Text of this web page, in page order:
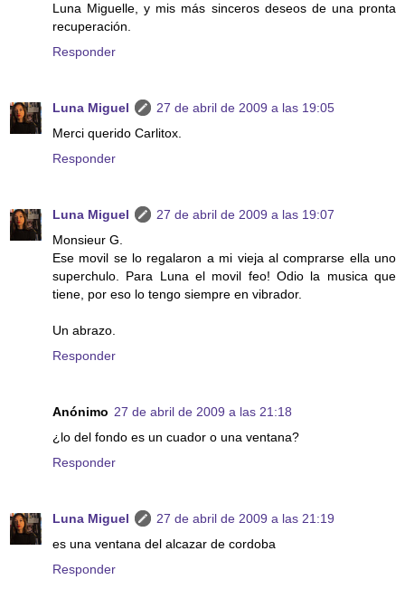
Luna Miguelle, y mis más sinceros deseos de una pronta
recuperación.
Responder
Luna Miguel
27 de abril de 2009 a las 19:05
Merci querido Carlitox.
Responder
Luna Miguel
27 de abril de 2009 a las 19:07
Monsieur G.
Ese movil se lo regalaron a mi vieja al comprarse ella uno
superchulo. Para Luna el movil feo! Odio la musica que
tiene, por eso lo tengo siempre en vibrador.
Un abrazo.
Responder
Anónimo 27 de abril de 2009 a las 21:18
¿lo del fondo es un cuador o una ventana?
Responder
Luna Miguel
27 de abril de 2009 a las 21:19
es una ventana del alcazar de cordoba
Responder